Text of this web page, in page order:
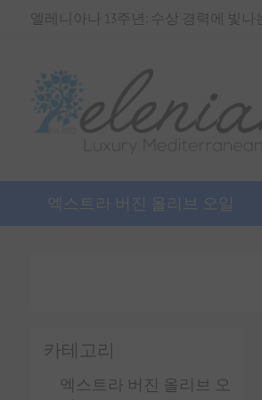
엘레니아나 13주년: 수상 경력에 빛
엑스트라 버진 올리브 오일
카테고리
엑스트라 버진 올리브 오